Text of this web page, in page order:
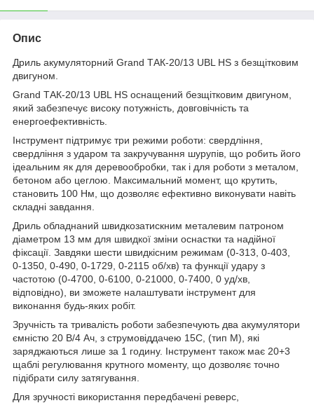
Опис
Дриль акумуляторний Grand ТАК-20/13 UBL HS з безщітковим
двигуном.
Grand ТАК-20/13 UBL HS оснащений безщітковим двигуном,
який забезпечує високу потужність, довговічність та
енергоефективність.
Інструмент підтримує три режими роботи: свердління,
свердління з ударом та закручування шурупів, що робить його
ідеальним як для деревообробки, так і для роботи з металом,
бетоном або цеглою. Максимальний момент, що крутить,
становить 100 Нм, що дозволяє ефективно виконувати навіть
складні завдання.
Дриль обладнаний швидкозатискним металевим патроном
діаметром 13 мм для швидкої зміни оснастки та надійної
фіксації. Завдяки шести швидкісним режимам (0-313, 0-403,
0-1350, 0-490, 0-1729, 0-2115 об/хв) та функції удару з
частотою (0-4700, 0-6100, 0-21000, 0-7400, 0 уд/хв,
відповідно), ви зможете налаштувати інструмент для
виконання будь-яких робіт.
Зручність та тривалість роботи забезпечують два акумулятори
ємністю 20 В/4 Ач, з струмовіддачею 15С, (тип М), які
заряджаються лише за 1 годину. Інструмент також має 20+3
щаблі регулювання крутного моменту, що дозволяє точно
підібрати силу затягування.
Для зручності використання передбачені реверс,